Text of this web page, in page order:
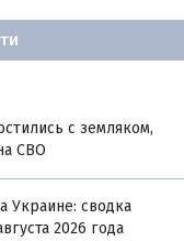
с земляком,
СВО
Украине: сводка
2026 года